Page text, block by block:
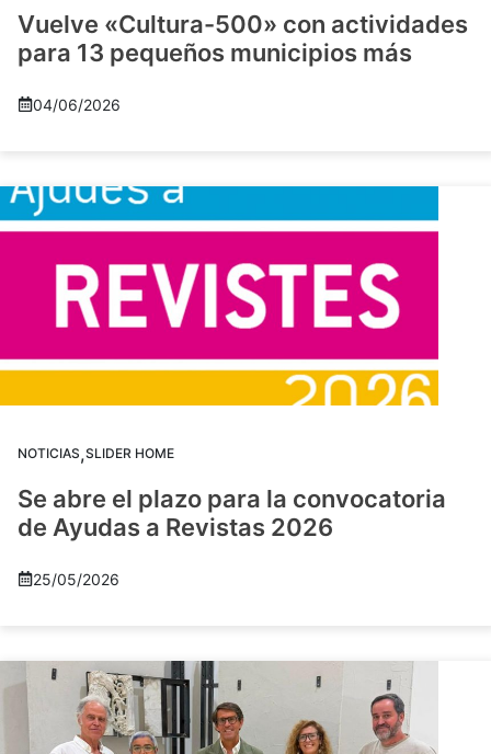
Vuelve «Cultura-500» con actividades
para 13 pequeños municipios más
04/06/2026
NOTICIAS,SLIDER HOME
Se abre el plazo para la convocatoria
de Ayudas a Revistas 2026
25/05/2026